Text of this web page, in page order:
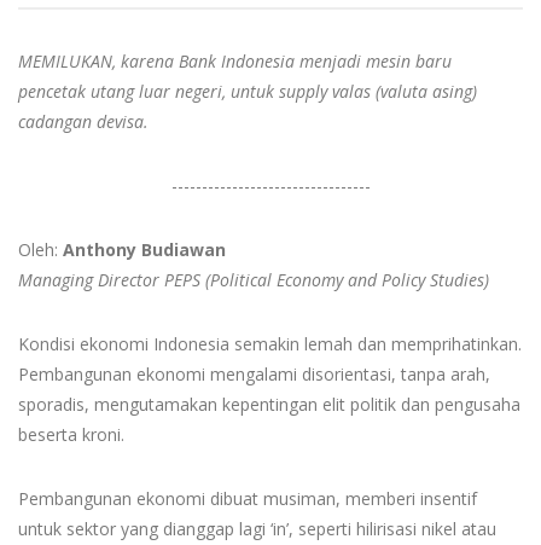
MEMILUKAN, karena Bank Indonesia menjadi mesin baru
pencetak utang luar negeri, untuk supply valas (valuta asing)
cadangan devisa.
---------------------------------
Oleh: Anthony Budiawan
Managing Director PEPS (Political Economy and Policy Studies)
Kondisi ekonomi Indonesia semakin lemah dan memprihatinkan.
Pembangunan ekonomi mengalami disorientasi, tanpa arah,
sporadis, mengutamakan kepentingan elit politik dan pengusaha
beserta kroni.
Pembangunan ekonomi dibuat musiman, memberi insentif
untuk sektor yang dianggap lagi ‘in’, seperti hilirisasi nikel atau